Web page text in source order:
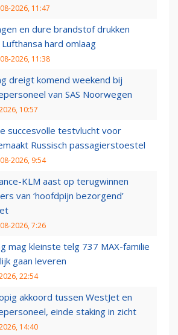
2026, 11:47
en dure brandstof drukken
hard omlaag
2026, 11:38
dreigt komend weekend bij
van SAS Noorwegen
10:57
succesvolle testvlucht voor
Russisch passagierstoestel
2026, 9:54
KLM aast op terugwinnen
van ‘hoofdpijn bezorgend’
2026, 7:26
mag kleinste telg 737 MAX-familie
gaan leveren
22:54
akkoord tussen WestJet en
einde staking in zicht
14:40